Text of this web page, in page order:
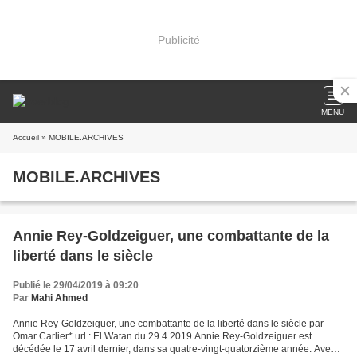
Publicité
MENU
Accueil » MOBILE.ARCHIVES
MOBILE.ARCHIVES
Annie Rey-Goldzeiguer, une combattante de la
liberté dans le siècle
Publié le 29/04/2019 à 09:20
Par Mahi Ahmed
Annie Rey-Goldzeiguer, une combattante de la liberté dans le siècle par
Omar Carlier* url : El Watan du 29.4.2019 Annie Rey-Goldzeiguer est
décédée le 17 avril dernier, dans sa quatre-vingt-quatorzième année. Avec